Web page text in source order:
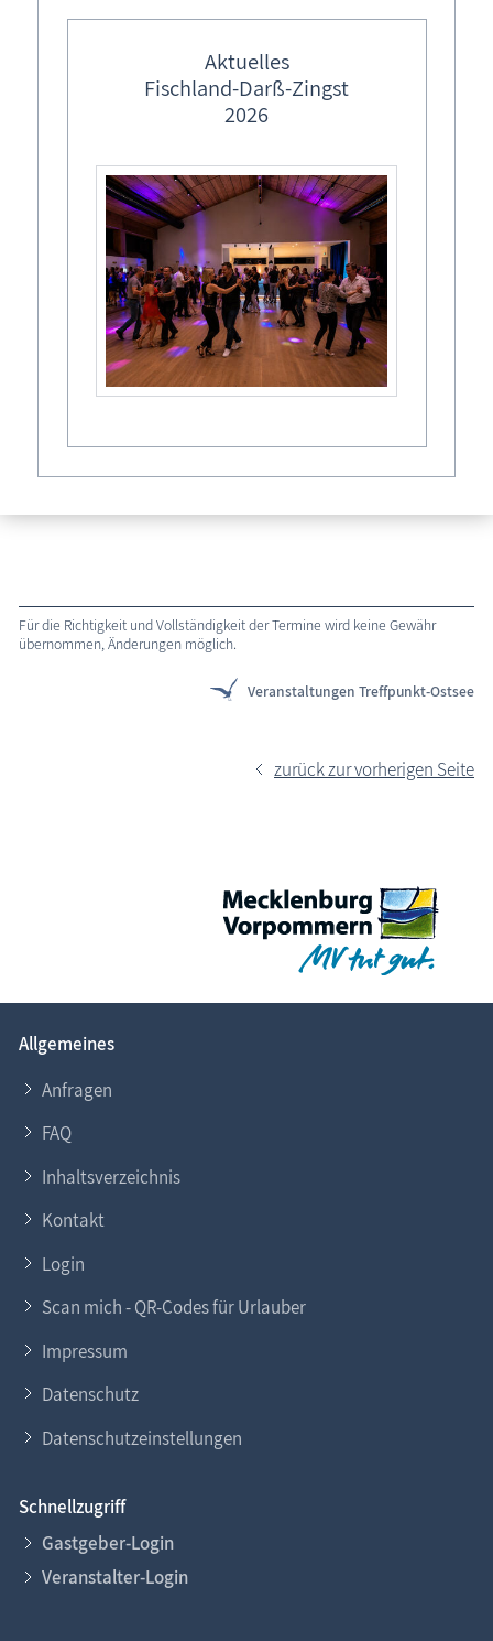
Lebendiger Adventskalender
Strandstraße
Diesen Termin zu Ihrem Kalender hinzufügen
Erfahren Sie mehr über Fischland-Darß-Zingst
Für die Richtigkeit und Vollständigkeit der Termine wird keine Gewähr
übernommen, Änderungen möglich.
Veranstaltungen Treffpunkt-Ostsee
zurück zur vorherigen Seite
Aktuelles
Fischland-Darß-Zingst
2026
Allgemeines
Anfragen
FAQ
Inhaltsverzeichnis
Kontakt
Login
Scan mich - QR-Codes für Urlauber
Impressum
Datenschutz
Datenschutzeinstellungen
Schnellzugriff
Gastgeber-Login
Veranstalter-Login